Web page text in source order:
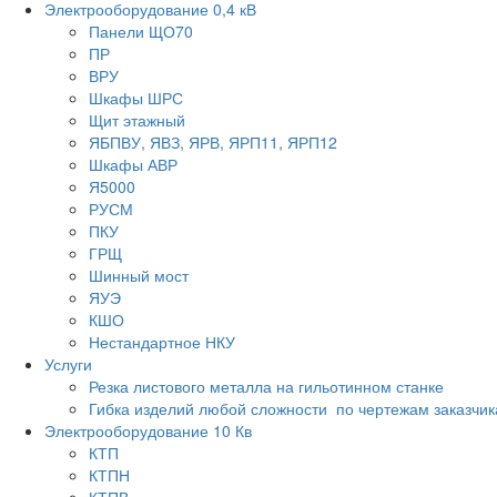
Электрооборудование 0,4 кВ
Панели ЩО70
ПР
ВРУ
Шкафы ШРС
Щит этажный
ЯБПВУ, ЯВЗ, ЯРВ, ЯРП11, ЯРП12
Шкафы АВР
Я5000
РУСМ
ПКУ
ГРЩ
Шинный мост
ЯУЭ
КШО
Нестандартное НКУ
Услуги
Резка листового металла на гильотинном станке
Гибка изделий любой сложности по чертежам
Электрооборудование 10 Кв
КТП
КТПН